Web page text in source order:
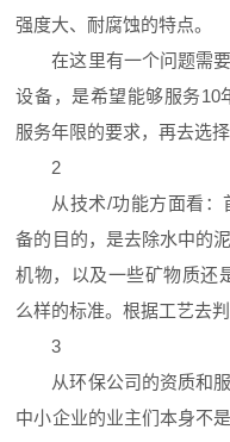
强度大、耐腐蚀的特点。
在这里有一个问题需
设备，是希望能够服务10
服务年限的要求，再去选择
2
从技术/功能方面看
备的目的，是去除水中的
机物，以及一些矿物质还
么样的标准。根据工艺去
3
从环保公司的资质和
中小企业的业主们本身不